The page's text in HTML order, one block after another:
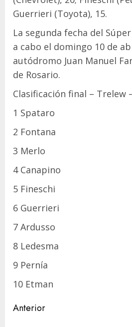
Guerrieri (Toyota), 15.
La segunda fecha del
a cabo el domingo 10 de
autódromo Juan Manuel
de Rosario.
Clasificación final – Trelew
1 Spataro
2 Fontana
3 Merlo
4 Canapino
5 Fineschi
6 Guerrieri
7 Ardusso
8 Ledesma
9 Pernía
10 Etman
Navegación
Anterior